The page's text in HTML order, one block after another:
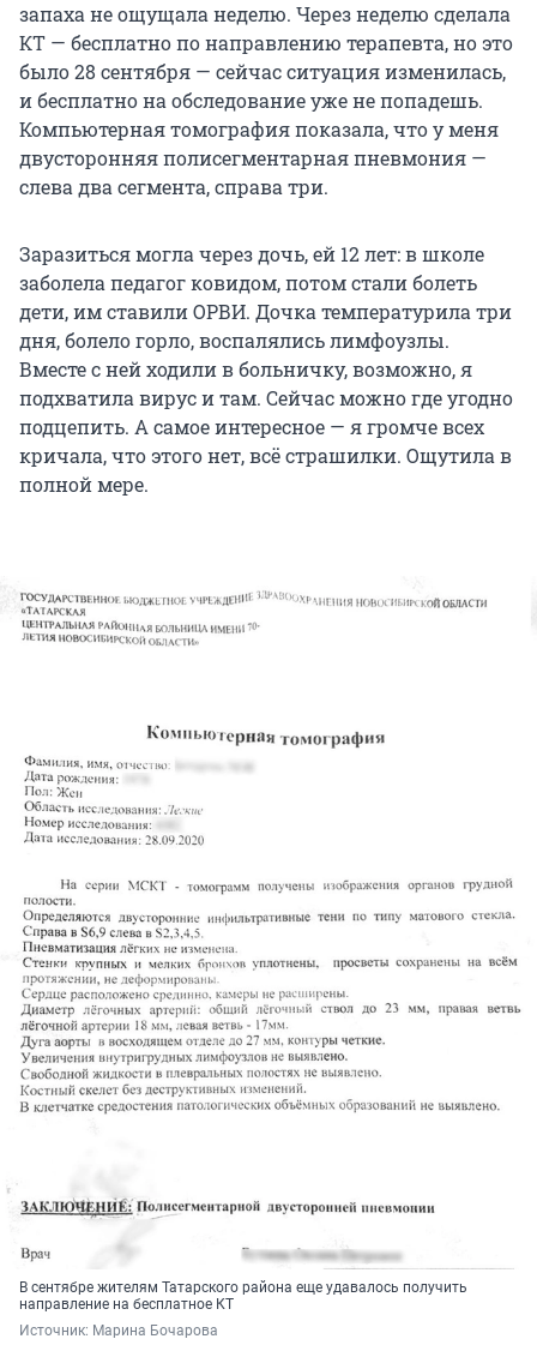
запаха не ощущала неделю. Через неделю сделала
КТ — бесплатно по направлению терапевта, но это
было 28 сентября — сейчас ситуация изменилась,
и бесплатно на обследование уже не попадешь.
Компьютерная томография показала, что у меня
двусторонняя полисегментарная пневмония —
слева два сегмента, справа три.
Заразиться могла через дочь, ей 12 лет: в школе
заболела педагог ковидом, потом стали болеть
дети, им ставили ОРВИ. Дочка температурила три
дня, болело горло, воспалялись лимфоузлы.
Вместе с ней ходили в больничку, возможно, я
подхватила вирус и там. Сейчас можно где угодно
подцепить. А самое интересное — я громче всех
кричала, что этого нет, всё страшилки. Ощутила в
полной мере.
В сентябре жителям Татарского района еще удавалось получить
направление на бесплатное КТ
Источник: Марина Бочарова